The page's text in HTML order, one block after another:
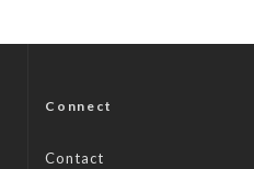
Connect
Contact